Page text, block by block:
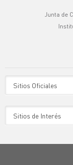
Junta de